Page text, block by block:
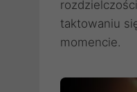
taktowaniu
momencie.